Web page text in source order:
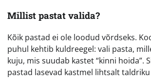
Millist pastat valida?
Kõik pastad ei ole loodud võrdseks.
puhul kehtib kuldreegel: vali pasta,
kuju, mis suudab kastet “kinni hoida”.
pastad lasevad kastmel lihtsalt